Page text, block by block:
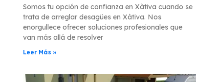
Somos tu opción de confianza en Xàtiva cuando se
trata de arreglar desagües en Xàtiva. Nos
enorgullece ofrecer soluciones profesionales que
van más allá de resolver
Leer Más »